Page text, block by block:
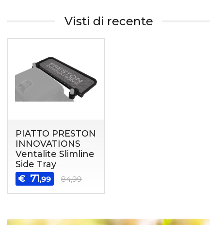
Visti di recente
PIATTO PRESTON
INNOVATIONS
Ventalite Slimline
Side Tray
€ 71,99 84,99